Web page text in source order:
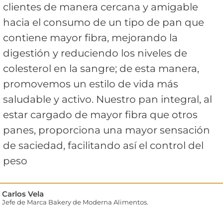
clientes de manera cercana y amigable
hacia el consumo de un tipo de pan que
contiene mayor fibra, mejorando la
digestión y reduciendo los niveles de
colesterol en la sangre; de esta manera,
promovemos un estilo de vida más
saludable y activo. Nuestro pan integral, al
estar cargado de mayor fibra que otros
panes, proporciona una mayor sensación
de saciedad, facilitando así el control del
peso
Carlos Vela
Jefe de Marca Bakery de Moderna Alimentos.